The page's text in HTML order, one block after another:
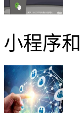
小程序